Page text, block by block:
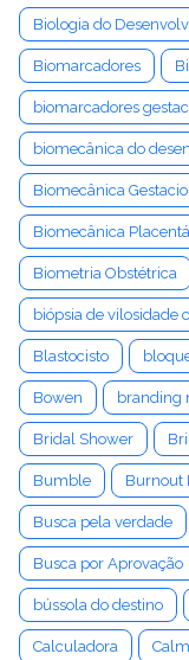
Biologia do
Biomarcadores
biomarcadores
biomecânica do
Biomecânica
Biomecânica
Biometria Obstétrica
biópsia de vilosidade
Blastocisto
Bowen branding
Bridal Shower
Bumble Burnout
Busca pela verdade
Busca por Aprovação
bússola do destino
Calculadora